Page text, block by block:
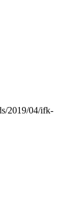
2019/04/ifk-